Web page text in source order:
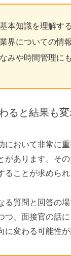
本知識を理解す
界についての情
みや時間管理に
ると結果も変
において非常に
があります。そ
ることが求められ
る質問と回答の
つ、面接官の話
に変わる可能性が